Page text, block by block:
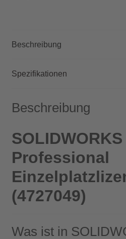
Jahres-
Wartung
Beschreibung
Spezifikationen
Beschreibung
SOLIDWORKS
Professional
(4727049)
Was ist in